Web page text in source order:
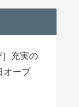
充実の
オープ